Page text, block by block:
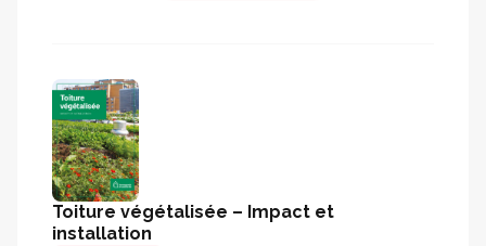
Toiture végétalisée – Impact et
installation